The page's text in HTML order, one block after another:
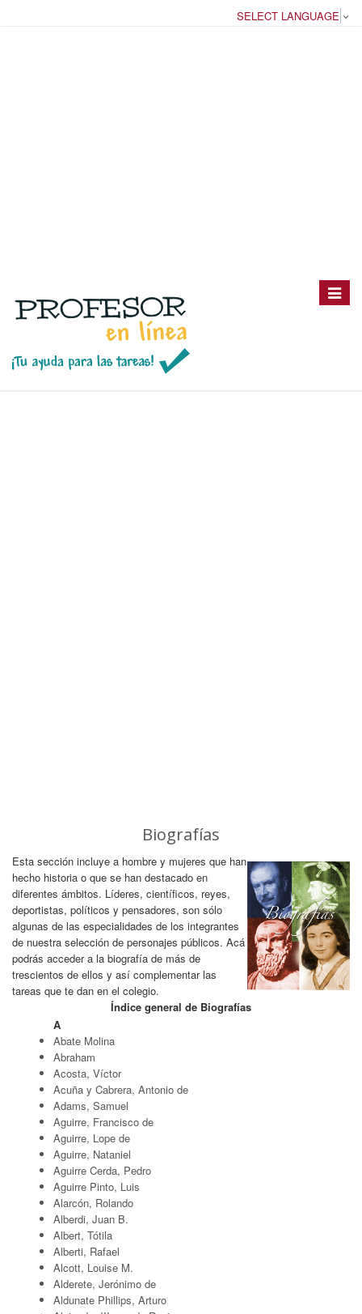
SELECT LANGUAGE
Toggle
Biografías
Esta sección incluye a hombre y mujeres que han
hecho historia o que se han destacado en
diferentes ámbitos. Líderes, científicos, reyes,
deportistas, políticos y pensadores, son sólo
algunas de las especialidades de los integrantes
de nuestra selección de personajes públicos. Acá
podrás acceder a la biografía de más de
trescientos de ellos y así complementar las
tareas que te dan en el colegio.
Índice general de Biografías
A
Abate Molina
Abraham
Acosta, Víctor
Acuña y Cabrera, Antonio de
Adams, Samuel
Aguirre, Francisco de
Aguirre, Lope de
Aguirre, Nataniel
Aguirre Cerda, Pedro
Aguirre Pinto, Luis
Alarcón, Rolando
Alberdi, Juan B.
Albert, Tótila
Alberti, Rafael
Alcott, Louise M.
Alderete, Jerónimo de
Aldunate Phillips, Arturo